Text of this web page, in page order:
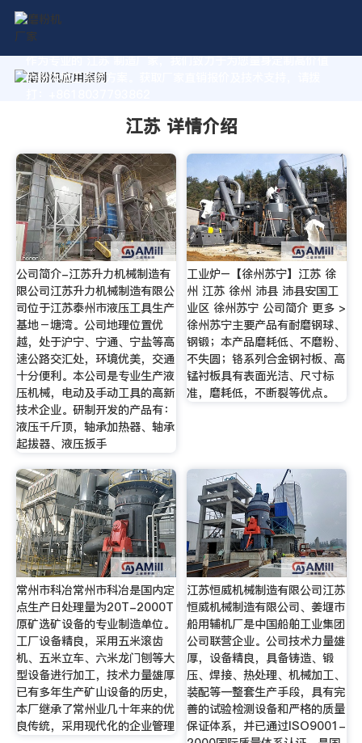
作为专业的 江苏 制造厂家，我们致力于为您量身定制高价值
的粉体加工系统方案。获取厂家直销报价及技术支持，请拨
江苏 详情介绍
公司简介-江苏升力机械制造有
限公司江苏升力机械制造有限公
司位于江苏泰州市液压工具生产
基地－塘湾。公司地理位置优
越，处于沪宁、宁通、宁盐等高
速公路交汇处，环境优美，交通
十分便利。本公司是专业生产液
压机械，电动及手动工具的高新
技术企业。研制开发的产品有：
液压千斤顶，轴承加热器、轴承
起拔器、液压扳手
工业炉–【徐州苏宁】江苏 徐
州 江苏 徐州 沛县 沛县安国工
业区 徐州苏宁 公司简介 更多 >
徐州苏宁主要产品有耐磨钢球、
钢锻；本产品磨耗低、不磨粉、
不失圆；铬系列合金钢衬板、高
锰衬板具有表面光洁、尺寸标
准，磨耗低，不断裂等优点。
常州市科冶常州市科冶是国内定
点生产日处理量为20T-2000T
原矿选矿设备的专业制造单位。
工厂设备精良，采用五米滚齿
机、五米立车、六米龙门刨等大
型设备进行加工，技术力量雄厚
已有多年生产矿山设备的历史，
本厂继承了常州业几十年来的优
良传统，采用现代化的企业管理
江苏恒威机械制造有限公司江苏
恒威机械制造有限公司、姜堰市
船用辅机厂是中国船舶工业集团
公司联营企业。公司技术力量雄
厚，设备精良，具备铸造、锻
压、焊接、热处理、机械加工、
装配等一整套生产手段，具有完
善的试验检测设备和严格的质量
保证体系，并已通过ISO9001-